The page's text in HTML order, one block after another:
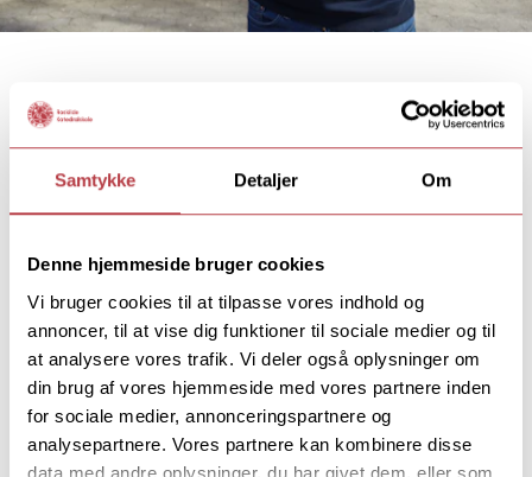
Samtykke Detaljer Om
Denne hjemmeside bruger cookies
Vi bruger cookies til at tilpasse vores indhold og
annoncer, til at vise dig funktioner til sociale medier og til
at analysere vores trafik. Vi deler også oplysninger om
din brug af vores hjemmeside med vores partnere inden
for sociale medier, annonceringspartnere og
analysepartnere. Vores partnere kan kombinere disse
data med andre oplysninger, du har givet dem, eller som
Bestyrelsen på Roskilde Katedralskole har
ansat Thomas Stilling som rektor.
Roskilde Katedralskole. Han er uddannet fra Københavns
Universitet og Roskilde Universitet, har fået
pædagogikum på Marie Kruses Skole i Farum og har en
master i ledelse fra SDU. Den 1. maj tiltræder han som
rektor på gymnasiet, der i omkring 1000 år har været en
del af Roskilde.
”Roskilde Katedralskole er i min optik et af landets